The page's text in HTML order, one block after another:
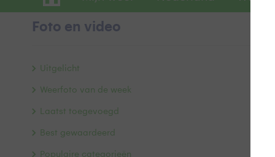
Foto en video
Uitgelicht
Weerfoto van de week
Laatst toegevoegd
Best gewaardeerd
Populaire categorieën